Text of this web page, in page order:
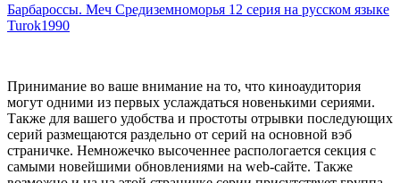
Барбароссы. Меч Средиземноморья 12 серия на русском языке
Turok1990
Принимание во ваше внимание на то, что киноаудитория
могут одними из первых услаждаться новенькими сериями.
Также для вашего удобства и простоты отрывки последующих
серий размещаются раздельно от серий на основной вэб
страничке. Немножечко высоченнее распологается секция с
самыми новейшими обновлениями на web-сайте. Также